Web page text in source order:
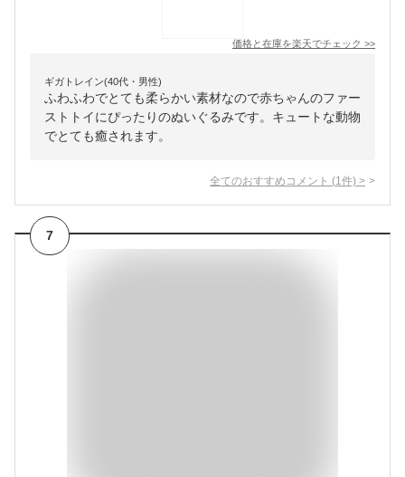
価格と在庫を楽天でチェック >>
ギガトレイン(40代・男性)
ふわふわでとても柔らかい素材なので赤ちゃんのファー
ストトイにぴったりのぬいぐるみです。キュートな動物
でとても癒されます。
全てのおすすめコメント (1 件) >
7